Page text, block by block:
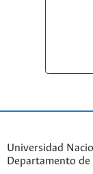
Universidad
Departamento